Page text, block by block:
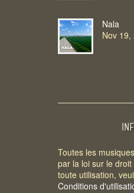
Nala
Nov 19,
Toutes les
par la loi sur le
toute utilisation,
Conditions